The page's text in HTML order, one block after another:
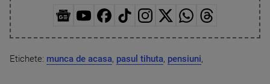
Etichete: munca de acasa, pasul tihuta, pensiuni,